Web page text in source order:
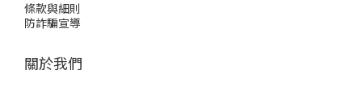
條款與細則
防詐騙宣導
關於我們